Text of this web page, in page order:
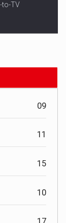
to-TV
09
11
15
10